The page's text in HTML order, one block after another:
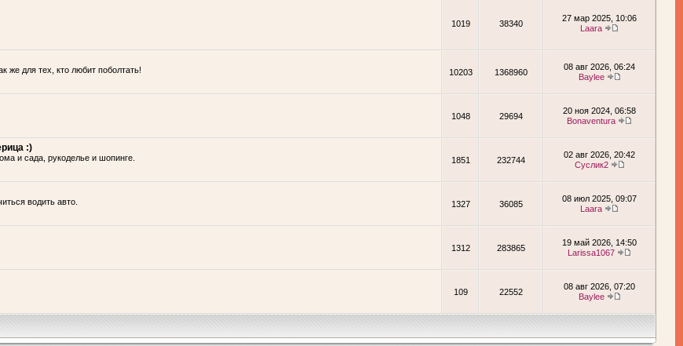
1019 38340
27 мар 2025, 10:06
Laara
для тех, кто любит поболтать!
10203 1368960
08 авг 2026, 06:24
Baylee
1048 29694
20 ноя 2024, 06:58
Bonaventura
:)
и сада, рукоделье и шопинге.
1851 232744
02 авг 2026, 20:42
Суслик2
водить авто.
1327 36085
08 июл 2025, 09:07
Laara
1312 283865
19 май 2026, 14:50
Larissa1067
109 22552
08 авг 2026, 07:20
Baylee